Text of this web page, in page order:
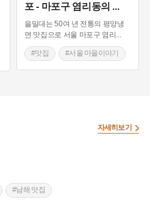
포 - 마포구 염리동의 ...
을밀대는 50여 년 전통의 평양냉
면 맛집으로 서울 마포구 염리 ...
#맛집 #서울 마을이야기
#남해 맛집
자세히보기